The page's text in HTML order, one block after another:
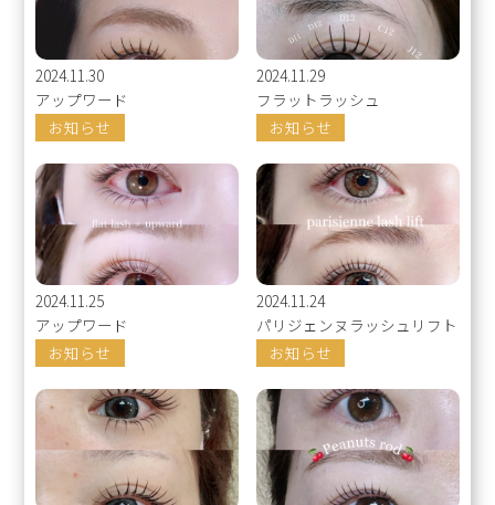
2024.11.30
アップワード
お知らせ
2024.11.29
フラットラッシュ
お知らせ
2024.11.25
アップワード
お知らせ
2024.11.24
パリジェンヌラッシュリフト
お知らせ